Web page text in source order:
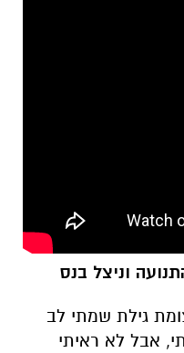
וניצל בנס
גילת שמתי לב
אבל לא ראיתי